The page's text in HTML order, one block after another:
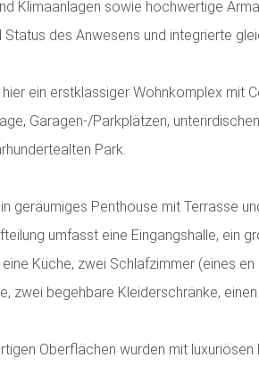
Klimaanlagen sowie hochwertige
Status des Anwesens und integrierte
ein erstklassiger Wohnkomplex mit
Garagen-/Parkplätzen,
Park.
geräumiges Penthouse mit Terrasse
umfasst eine Eingangshalle, ein
Küche, zwei Schlafzimmer (eines
zwei begehbare Kleiderschränke,
Oberflächen wurden mit